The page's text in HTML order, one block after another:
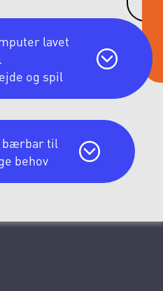
lavet
og spil
bærbar til
behov